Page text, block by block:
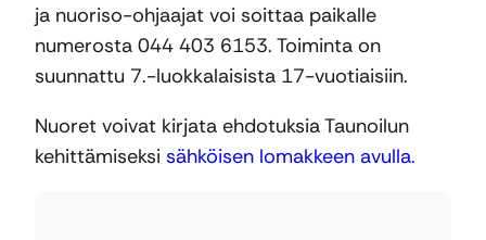
ja nuoriso-ohjaajat voi soittaa paikalle
numerosta 044 403 6153. Toiminta on
suunnattu 7.-luokkalaisista 17-vuotiaisiin.
Nuoret voivat kirjata ehdotuksia Taunoilun
kehittämiseksi sähköisen lomakkeen avulla.